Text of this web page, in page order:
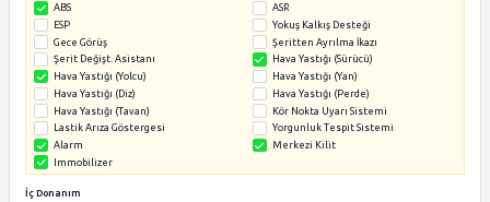
Üyenin tüm ilanlarını görüntüle
Cep
WhatsApp
İlan sahibine mesaj gönder